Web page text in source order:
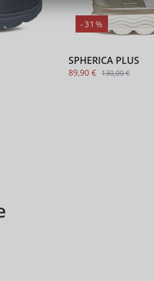
-31%
SPHERICA PLUS
89,90 € 130,00 €